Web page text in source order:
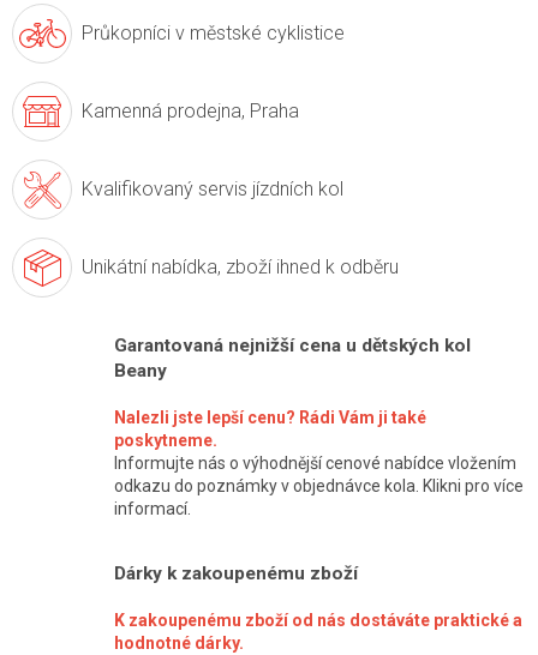
Průkopníci v městské cyklistice
Kamenná prodejna, Praha
Kvalifikovaný servis jízdních kol
Unikátní nabídka, zboží ihned k odběru
Garantovaná nejnižší cena u dětských kol
Beany
Nalezli jste lepší cenu? Rádi Vám ji také
poskytneme.
Informujte nás o výhodnější cenové nabídce vložením
odkazu do poznámky v objednávce kola. Klikni pro více
informací.
Dárky k zakoupenému zboží
K zakoupenému zboží od nás dostáváte praktické a
hodnotné dárky.